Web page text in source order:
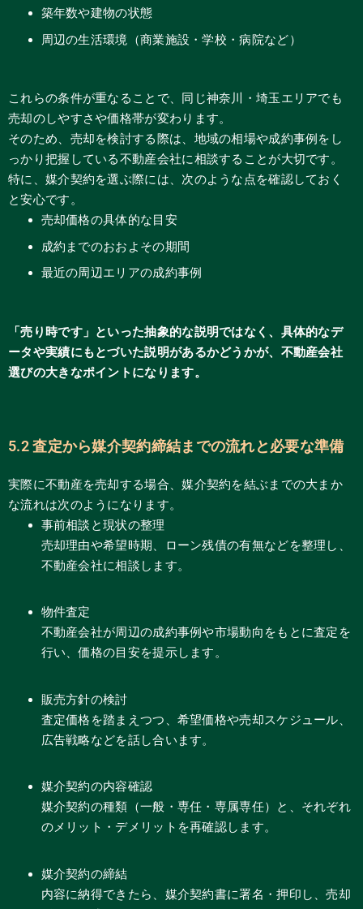
築年数や建物の状態
周辺の生活環境（商業施設・学校・病院など）
これらの条件が重なることで、同じ神奈川・埼玉エリアでも
売却のしやすさや価格帯が変わります。
そのため、売却を検討する際は、地域の相場や成約事例をし
っかり把握している不動産会社に相談することが大切です。
特に、媒介契約を選ぶ際には、次のような点を確認しておく
と安心です。
売却価格の具体的な目安
成約までのおおよその期間
最近の周辺エリアの成約事例
「売り時です」といった抽象的な説明ではなく、具体的なデ
ータや実績にもとづいた説明があるかどうかが、不動産会社
選びの大きなポイントになります。
5.2 査定から媒介契約締結までの流れと必要な準備
実際に不動産を売却する場合、媒介契約を結ぶまでの大まか
な流れは次のようになります。
事前相談と現状の整理
売却理由や希望時期、ローン残債の有無などを整理し、
不動産会社に相談します。
物件査定
不動産会社が周辺の成約事例や市場動向をもとに査定を
行い、価格の目安を提示します。
販売方針の検討
査定価格を踏まえつつ、希望価格や売却スケジュール、
広告戦略などを話し合います。
媒介契約の内容確認
媒介契約の種類（一般・専任・専属専任）と、それぞれ
のメリット・デメリットを再確認します。
媒介契約の締結
内容に納得できたら、媒介契約書に署名・押印し、売却